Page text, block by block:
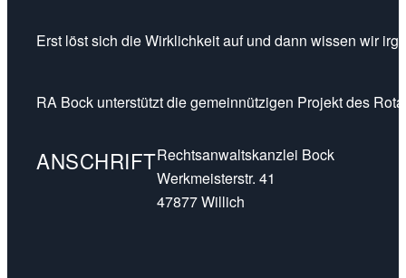
Erst löst sich die Wirklichkeit auf und dann wissen wir
RA Bock unterstützt die gemeinnützigen Projekt des
ANSCHRIFTRechtsanwaltskanzlei Bock
Werkmeisterstr. 41
47877 Willich